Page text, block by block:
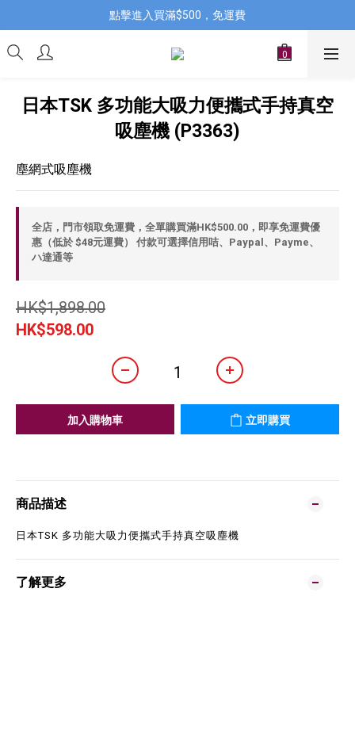
點擊進入買滿$500，免運費
日本TSK 多功能大吸力便攜式手持真空
吸塵機 (P3363)
塵網式吸塵機
全店，門市領取免運費，全單購買滿HK$500.00，即享免運費優
惠（低於 $48元運費） 付款可選擇信用咭、Paypal、Payme、
ハ達通等
HK$1,898.00
HK$598.00
加入購物車 立即購買
商品描述
日本TSK 多功能大吸力便攜式手持真空吸塵機
了解更多